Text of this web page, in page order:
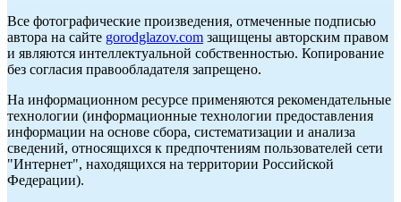
Все фотографические произведения, отмеченные подписью
автора на сайте gorodglazov.com защищены авторским правом
и являются интеллектуальной собственностью. Копирование
без согласия правообладателя запрещено.
На информационном ресурсе применяются рекомендательные
технологии (информационные технологии предоставления
информации на основе сбора, систематизации и анализа
сведений, относящихся к предпочтениям пользователей сети
"Интернет", находящихся на территории Российской
Федерации).